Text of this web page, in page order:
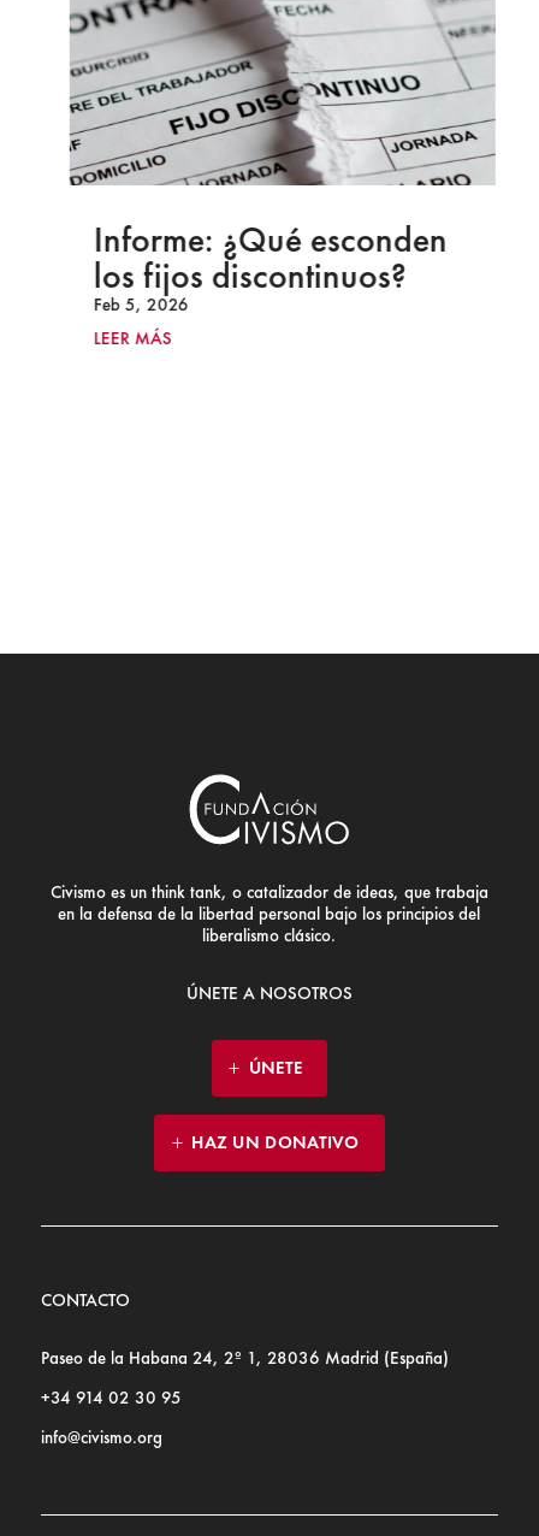
Informe: ¿Qué esconden
los fijos discontinuos?
Feb 5, 2026
LEER MÁS
Civismo es un think tank, o catalizador de ideas, que trabaja
en la defensa de la libertad personal bajo los principios del
liberalismo clásico.
ÚNETE A NOSOTROS
ÚNETE
HAZ UN DONATIVO
CONTACTO
Paseo de la Habana 24, 2º 1, 28036 Madrid (España)
+34 914 02 30 95
info@civismo.org